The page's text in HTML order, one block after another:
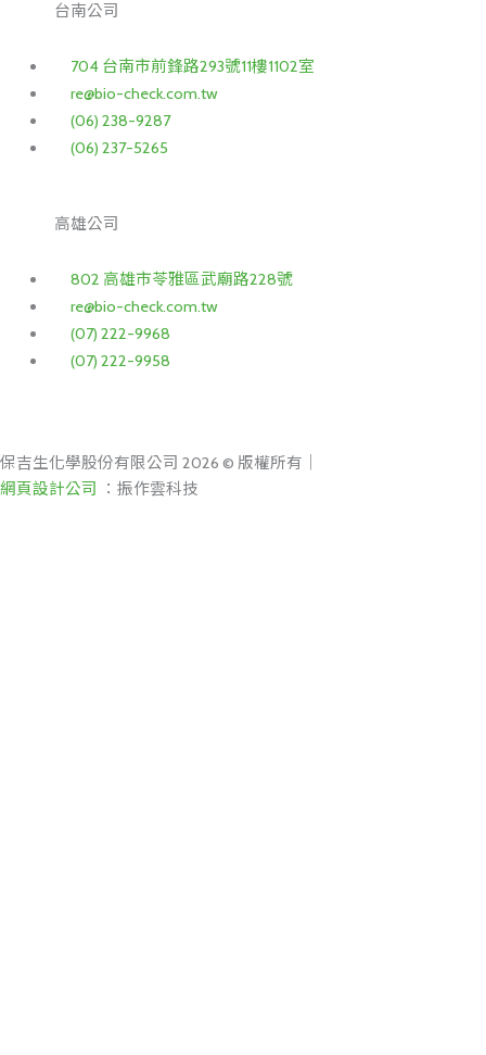
台南公司
704 台南市前鋒路293號11樓1102室
re@bio-check.com.tw
(06) 238-9287
(06) 237-5265
高雄公司
802 高雄市苓雅區武廟路228號
re@bio-check.com.tw
(07) 222-9968
(07) 222-9958
保吉生化學股份有限公司 2026 © 版權所有｜
網頁設計公司
：振作雲科技